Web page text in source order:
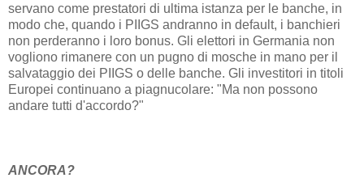
servano come prestatori di ultima istanza per le banche, in
modo che, quando i PIIGS andranno in default, i banchieri
non perderanno i loro bonus. Gli elettori in Germania non
vogliono rimanere con un pugno di mosche in mano per il
salvataggio dei PIIGS o delle banche. Gli investitori in titoli
Europei continuano a piagnucolare: "Ma non possono
andare tutti d'accordo?"
ANCORA?